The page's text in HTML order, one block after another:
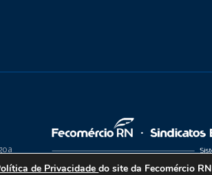
de Privacidadedo site da Fecomércio RN